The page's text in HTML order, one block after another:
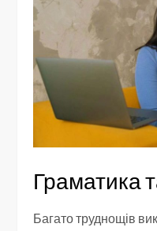
Граматика
Багато труднощів